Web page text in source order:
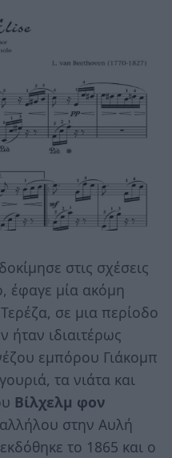
στις σχέσεις
έφαγε μία ακόμη
σε μια περίοδο
ήταν ιδιαιτέρως
εμπόρου Γιάκομπ
τα νιάτα και
Βίλχελμ φον
στην Αυλή
το 1865 και ο